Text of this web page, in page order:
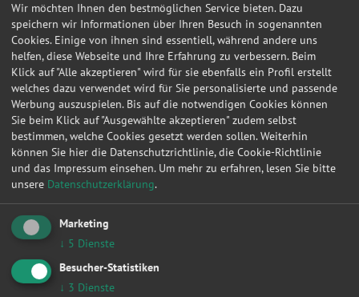
Kontakt
Uwe, Kotscha
Tiefenauer Str. 1
01609
Röderaue
Wir möchten Ihnen den bestmöglichen Service bieten. Dazu
speichern wir Informationen über Ihren Besuch in sogenannten
Cookies. Einige von ihnen sind essentiell, während andere uns
helfen, diese Webseite und Ihre Erfahrung zu verbessern. Beim
Klick auf "Alle akzeptieren" wird für sie ebenfalls ein Profil erstellt
welches dazu verwendet wird für Sie personalisierte und passende
Werbung auszuspielen. Bis auf die notwendigen Cookies können
Sie beim Klick auf "Ausgewählte akzeptieren" zudem selbst
bestimmen, welche Cookies gesetzt werden sollen. Weiterhin
können Sie hier die Datenschutzrichtlinie, die Cookie-Richtlinie
und das Impressum einsehen. Um mehr zu erfahren, lesen Sie bitte
unsere Datenschutzerklärung.
Marketing
↓ 5 Dienste
Besucher-Statistiken
↓ 3 Dienste